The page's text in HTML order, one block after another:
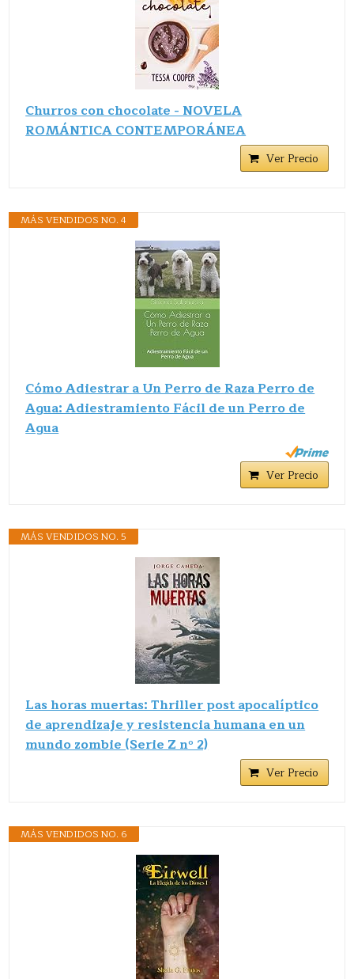
Churros con chocolate - NOVELA
ROMÁNTICA CONTEMPORÁNEA
Ver Precio
MÁS VENDIDOS NO. 4
Cómo Adiestrar a Un Perro de Raza Perro de
Agua: Adiestramiento Fácil de un Perro de
Agua
Ver Precio
MÁS VENDIDOS NO. 5
Las horas muertas: Thriller post apocalíptico
de aprendizaje y resistencia humana en un
mundo zombie (Serie Z nº 2)
Ver Precio
MÁS VENDIDOS NO. 6